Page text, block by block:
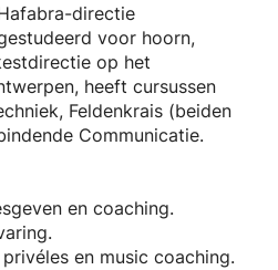
directie
voor hoorn,
op het
heeft cursussen
Feldenkrais (beiden
Communicatie.
en coaching.
en music coaching.